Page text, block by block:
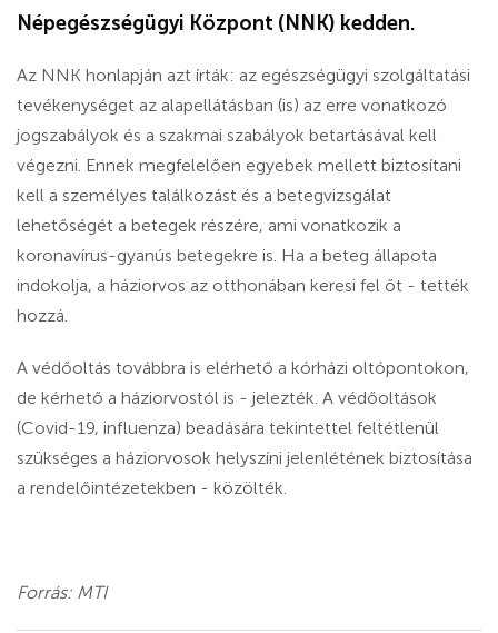
Népegészségügyi Központ (NNK) kedden.
Az NNK honlapján azt írták: az egészségügyi szolgáltatási
tevékenységet az alapellátásban (is) az erre vonatkozó
jogszabályok és a szakmai szabályok betartásával kell
végezni. Ennek megfelelően egyebek mellett biztosítani
kell a személyes találkozást és a betegvizsgálat
lehetőségét a betegek részére, ami vonatkozik a
koronavírus-gyanús betegekre is. Ha a beteg állapota
indokolja, a háziorvos az otthonában keresi fel őt - tették
hozzá.
A védőoltás továbbra is elérhető a kórházi oltópontokon,
de kérhető a háziorvostól is - jelezték. A védőoltások
(Covid-19, influenza) beadására tekintettel feltétlenül
szükséges a háziorvosok helyszíni jelenlétének biztosítása
a rendelőintézetekben - közölték.
Forrás: MTI